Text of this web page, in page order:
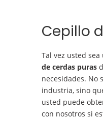
Cepillo
Tal vez usted
de cerdas puras
necesidades. No
industria, sino
usted puede
con nosotros si